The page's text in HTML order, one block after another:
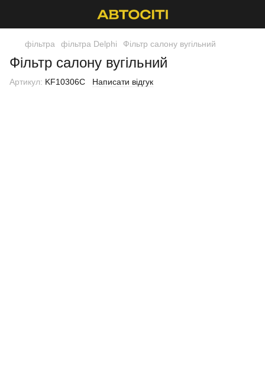
фільтра фільтра Delphi Фільтр салону вугільний
Фільтр салону вугільний
Артикул: KF10306C Написати відгук